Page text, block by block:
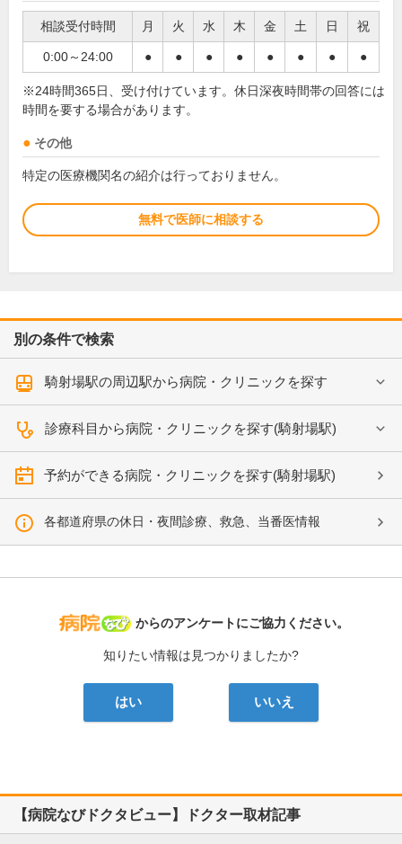
相談受付時間 月 火 水 木 金 土 日 祝
0:00～24:00 ● ● ● ● ● ● ● ●
※24時間365日、受け付けています。休日深夜時間帯の回答には
時間を要する場合があります。
その他
特定の医療機関名の紹介は行っておりません。
無料で医師に相談する
別の条件で検索
騎射場駅の周辺駅から病院・クリニックを探す
診療科目から病院・クリニックを探す(騎射場駅)
予約ができる病院・クリニックを探す(騎射場駅)
各都道府県の休日・夜間診療、救急、当番医情報
病院なび
からのアンケートにご協力ください。
知りたい情報は見つかりましたか?
はい いいえ
【病院なびドクタビュー】ドクター取材記事